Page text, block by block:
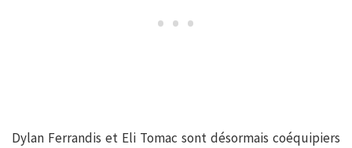
Dylan Ferrandis et Eli Tomac sont désormais coéquipiers